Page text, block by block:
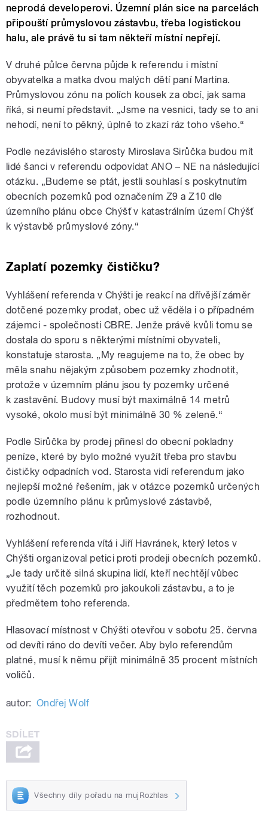
neprodá developerovi. Územní plán sice na parcelách
připouští průmyslovou zástavbu, třeba logistickou
halu, ale právě tu si tam někteří místní nepřejí.
V druhé půlce června půjde k referendu i místní
obyvatelka a matka dvou malých dětí paní Martina.
Průmyslovou zónu na polích kousek za obcí, jak sama
říká, si neumí představit. „Jsme na vesnici, tady se to ani
nehodí, není to pěkný, úplně to zkazí ráz toho všeho.“
Podle nezávislého starosty Miroslava Sirůčka budou mít
lidé šanci v referendu odpovídat ANO – NE na následující
otázku. „Budeme se ptát, jestli souhlasí s poskytnutím
obecních pozemků pod označením Z9 a Z10 dle
územního plánu obce Chýšť v katastrálním území Chýšť
k výstavbě průmyslové zóny.“
Zaplatí pozemky čističku?
Vyhlášení referenda v Chýšti je reakcí na dřívější záměr
dotčené pozemky prodat, obec už věděla i o případném
zájemci - společnosti CBRE. Jenže právě kvůli tomu se
dostala do sporu s některými místními obyvateli,
konstatuje starosta. „My reagujeme na to, že obec by
měla snahu nějakým způsobem pozemky zhodnotit,
protože v územním plánu jsou ty pozemky určené
k zastavění. Budovy musí být maximálně 14 metrů
vysoké, okolo musí být minimálně 30 % zeleně.“
Podle Sirůčka by prodej přinesl do obecní pokladny
peníze, které by bylo možné využít třeba pro stavbu
čističkyodpadních vod. Starosta vidí referendum jako
nejlepší možné řešením, jak v otázce pozemků určených
podle územního plánu k průmyslové zástavbě,
rozhodnout.
Vyhlášení referenda vítá i Jiří Havránek, který letos v
Chýšti organizoval petici proti prodeji obecních pozemků.
„Je tady určitě silná skupina lidí, kteří nechtějí vůbec
využití těch pozemků pro jakoukoli zástavbu, a to je
předmětem toho referenda.
Hlasovací místnost v Chýšti otevřou v sobotu 25. června
od devíti ráno do devíti večer. Aby bylo referendům
platné, musí k němu přijít minimálně 35 procent místních
voličů.
autor: Ondřej Wolf
Všechny díly pořadu na mujRozhlas